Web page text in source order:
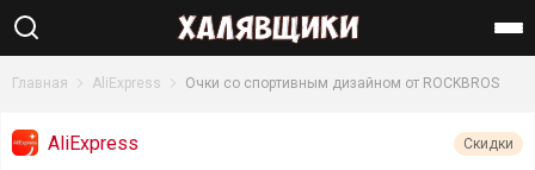
Найти
Главная AliExpress Очки со спортивным дизайном от ROCKBROS
AliExpress Скидки